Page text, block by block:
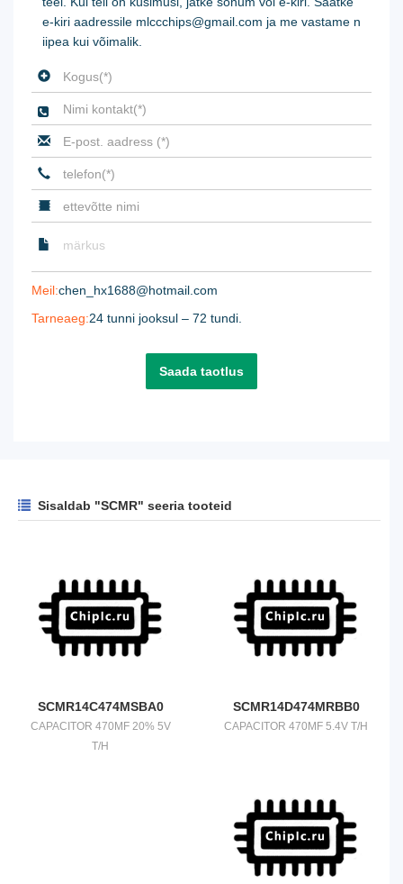
e-kiri aadressile mlccchips@gmail.com ja me vastame n
iipea kui võimalik.

Meil:chen_hx1688@hotmail.com
Tarneaeg:24 tunni jooksul – 72 tundi.
Saada taotlus
Sisaldab "SCMR" seeria tooteid
SCMR14C474MSBA0
CAPACITOR 470MF 20% 5V
T/H
SCMR14D474MRBB0
CAPACITOR 470MF 5.4V T/H